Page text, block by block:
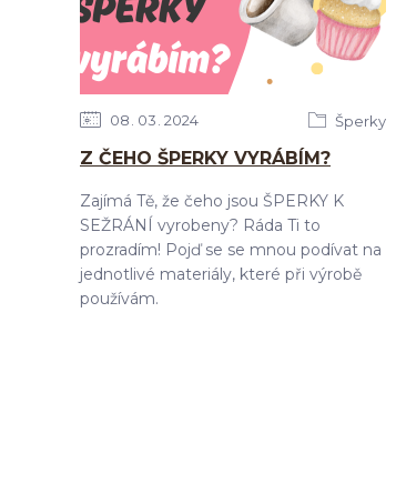
08 03 2024 Šperky
Z ČEHO ŠPERKY VYRÁBÍM?
Zajímá Tě, že čeho jsou ŠPERKY K
SEŽRÁNÍ vyrobeny? Ráda Ti to
prozradím! Pojď se se mnou podívat na
jednotlivé materiály, které při výrobě
používám.